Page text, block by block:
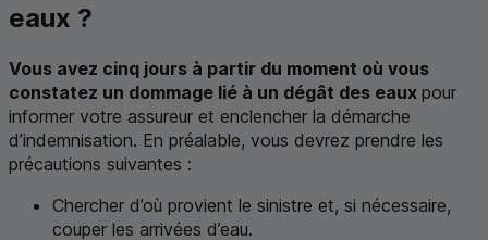
eaux ?
Vous avez cinq jours à partir du moment où vous
constatez un dommage lié à un dégât des eaux pour
informer votre assureur et enclencher la démarche
d’indemnisation. En préalable, vous devrez prendre les
précautions suivantes :
Chercher d’où provient le sinistre et, si nécessaire,
couper les arrivées d’eau.